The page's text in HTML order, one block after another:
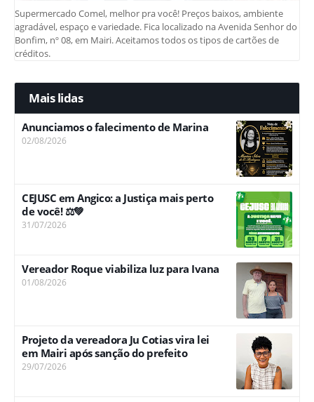
Supermercado Comel, melhor pra você! Preços baixos, ambiente
agradável, espaço e variedade. Fica localizado na Avenida Senhor do
Bonfim, nº 08, em Mairi. Aceitamos todos os tipos de cartões de
créditos.
Mais lidas
Anunciamos o falecimento de Marina
02/08/2026
CEJUSC em Angico: a Justiça mais perto
de você! ⚖️💚
31/07/2026
Vereador Roque viabiliza luz para Ivana
01/08/2026
Projeto da vereadora Ju Cotias vira lei
em Mairi após sanção do prefeito
29/07/2026